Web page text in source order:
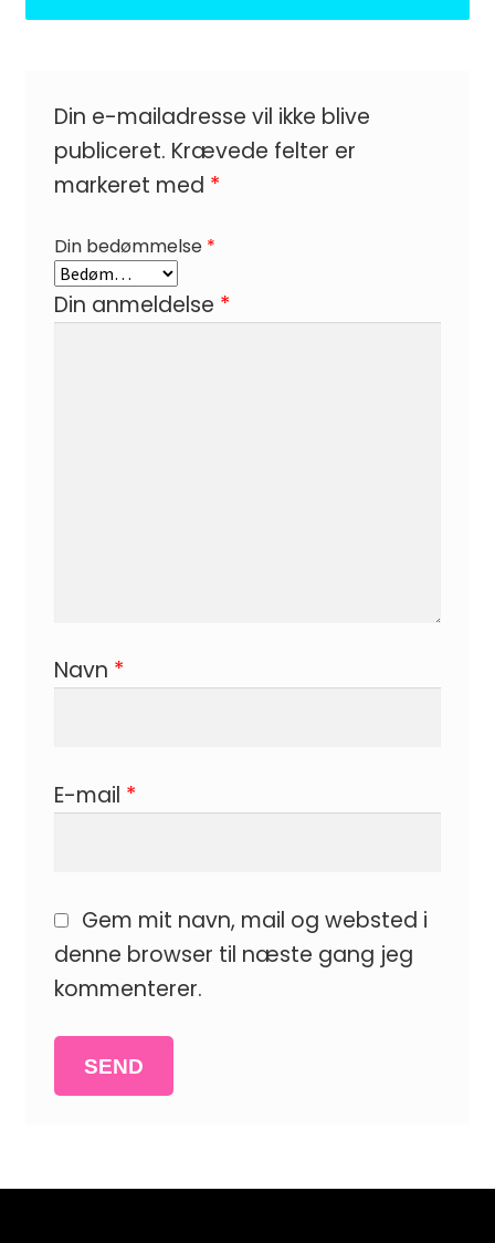
Din e-mailadresse vil ikke blive
publiceret. Krævede felter er
markeret med *
Din bedømmelse *
Din anmeldelse *
Navn *
E-mail *
Gem mit navn, mail og websted i
denne browser til næste gang jeg
kommenterer.
Ved tilmelding giver du samtykke til at modtage
e-mails fra Teaching FUNtastic. Du kan afmelde
dig når som helst.